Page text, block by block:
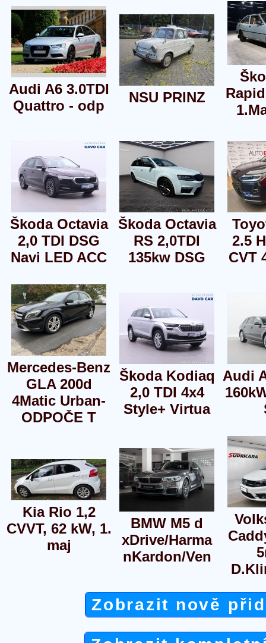
Audi A6 3.0TDI
Quattro - odp
NSU PRINZ
Škoda Octavia
2,0 TDI DSG
Navi LED ACC
Škoda Octavia
RS 2,0TDI
135kw DSG
2.5
CVT
Mercedes-Benz
GLA 200d
4Matic Urban-
ODPOČE T
Škoda Kodiaq
2,0 TDI 4x4
Style+ Virtua
Audi
Kia Rio 1,2
CVVT, 62 kW, 1.
maj
BMW M5 d
xDrive/Harma
nKardon/Ven
Zobrazit nově